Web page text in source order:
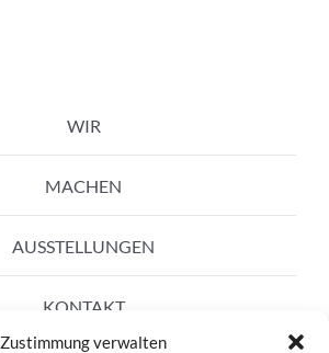
Zustimmung verwalten
WIR
MACHEN
AUSSTELLUNGEN
KONTAKT